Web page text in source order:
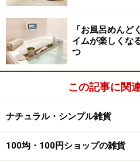
◎これで解決！ ファイルにま
所へ
ファイリングしておけば、見え
例えばカレンダーに家族別
み、詳細が書かれたプリン
に保存する。または、スマ
「お風呂めんど
イムが楽しくな
つ
この記事に関
ナチュラル・シンプル雑貨
100均・100円ショップの雑貨